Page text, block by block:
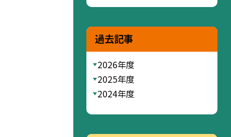
過去記事
2026年度
2025年度
2024年度